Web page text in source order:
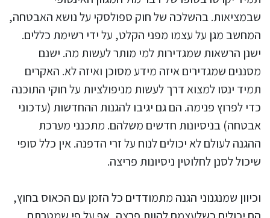
שבמציאות. בהשלכה של חוק ספולסקי על נושא האבטחה,
המחשב מגן על עצמו מפני הקלט, על ידי רשימת כללים.
ישנן הרשאות שמגדירות למי מותר לעשות מה. ישנם
מסננים שמגדירים איזה מידע מסוכן ואיזה לא. האקרים
תמיד ינסו למצוא דרך לעשות מניפולציות על חוקי התוכנה
כדי לפרוץ פנימה. הם גם יגיבו להגנות ההחדשות (עדכוני
אבטחה) בניסיונות חדשים משלהם. מתכנני מערכת
ההגנה לעולם לא יכולים לנוח על זרי הדפנה. אין כלל סופי
שיכול לסנן לחלוטין ניסיונות פריצה.
וכיוון שמנגנוני הגנה מתמודדים כל הזמן עם הכאוס בחוץ,